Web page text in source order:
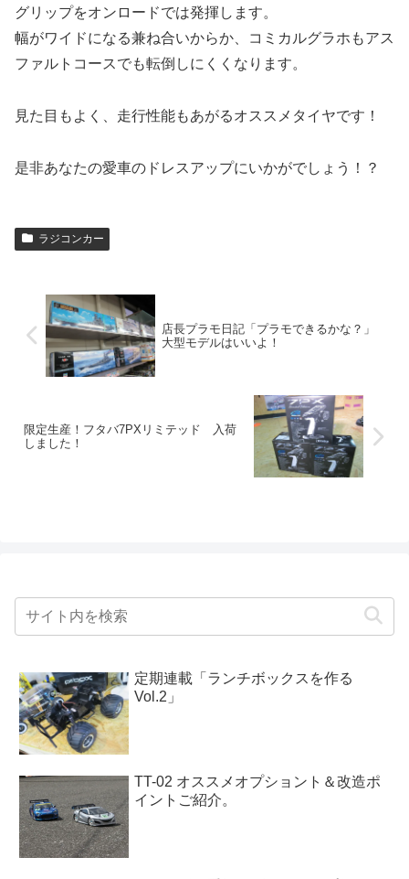
グリップをオンロードでは発揮します。
幅がワイドになる兼ね合いからか、コミカルグラホもアス
ファルトコースでも転倒しにくくなります。
見た目もよく、走行性能もあがるオススメタイヤです！
是非あなたの愛車のドレスアップにいかがでしょう！？
ラジコンカー
店長プラモ日記「プラモできるかな？」
大型モデルはいいよ！
限定生産！フタバ7PXリミテッド 入荷
しました！
定期連載「ランチボックスを作る
Vol.2」
TT-02 オススメオプショント＆改造ポ
イントご紹介。